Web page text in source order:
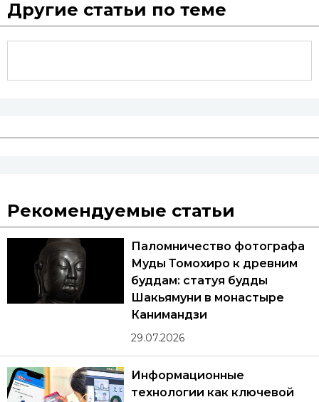
Другие статьи по теме
Рекомендуемые статьи
Паломничество фотографа
Муды Томохиро к древним
буддам: статуя будды
Шакьямуни в монастыре
Канимандзи
29.07.2026
Информационные
технологии как ключевой